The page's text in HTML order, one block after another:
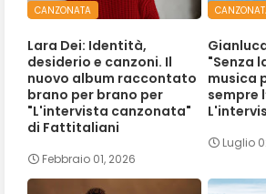
CANZONATA
Lara Dei: Identità,
desiderio e canzoni. Il
nuovo album raccontato
brano per brano per
"L'intervista canzonata"
di Fattitaliani
Febbraio 01, 2026
"Senza
musica
sempre
Luglio